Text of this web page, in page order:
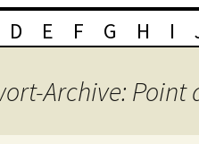
D E F G H I
Archive: Point